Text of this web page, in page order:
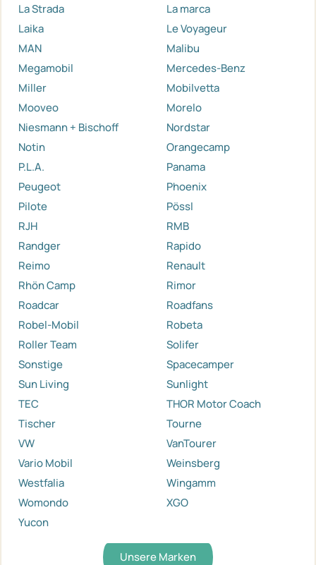
La Strada
La marca
Laika
Le Voyageur
MAN
Malibu
Megamobil
Mercedes-Benz
Miller
Mobilvetta
Mooveo
Morelo
Niesmann + Bischoff
Nordstar
Notin
Orangecamp
P.L.A.
Panama
Peugeot
Phoenix
Pilote
Pössl
RJH
RMB
Randger
Rapido
Reimo
Renault
Rhön Camp
Rimor
Roadcar
Roadfans
Robel-Mobil
Robeta
Roller Team
Solifer
Sonstige
Spacecamper
Sun Living
Sunlight
TEC
THOR Motor Coach
Tischer
Tourne
VW
VanTourer
Vario Mobil
Weinsberg
Westfalia
Wingamm
Womondo
XGO
Yucon
Unsere Marken